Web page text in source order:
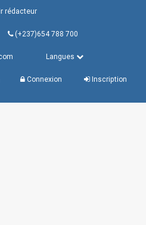
rédacteur
(+237)654 788 700
Langues
Connexion Inscription